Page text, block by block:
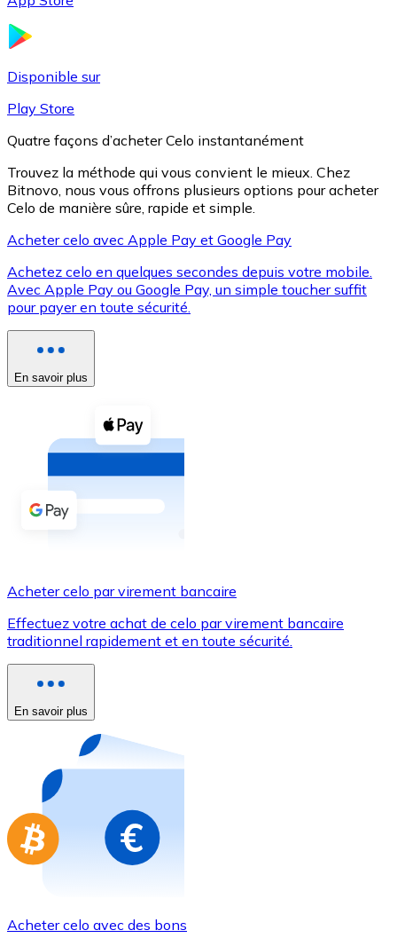
XRP
XRP
Voir toutes
Coupons crypto
Achetez des cryptomonnaies en espèces et d'autres
Acheter avec espèces
Virement SEPA
Utilisez les cartes Visa et Mastercard pour acheter
Acheter avec carte
Nouveau
Achetez des cartes-cadeaux de vos marques
Aller à la boutique de cartes-cadeaux
Disponible sur
Play Store
Quatre façons d’acheter Celo instantanément
Trouvez la méthode qui vous convient le mieux. Chez
Bitnovo, nous vous offrons plusieurs options pour acheter
Celo de manière sûre, rapide et simple.
Acheter celo avec Apple Pay et Google Pay
Achetez celo en quelques secondes depuis votre mobile.
Avec Apple Pay ou Google Pay, un simple toucher suffit
pour payer en toute sécurité.
En savoir plus
Acheter celo par virement bancaire
Effectuez votre achat de celo par virement bancaire
traditionnel rapidement et en toute sécurité.
En savoir plus
Acheter celo avec des bons